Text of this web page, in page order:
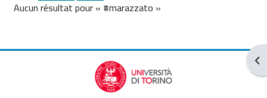
Aucun résultat pour « #marazzato »